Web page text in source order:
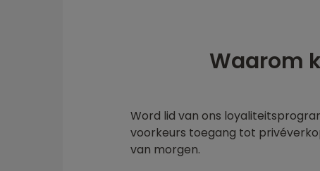
Waarom
Word lid van ons
voorkeurs toegang tot
van morgen.